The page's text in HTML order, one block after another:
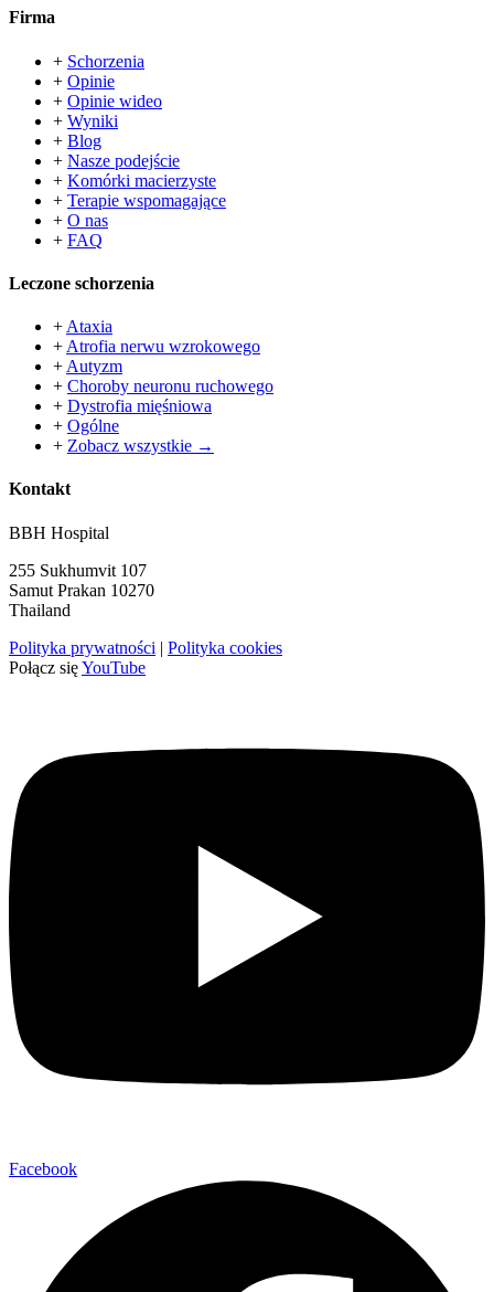
Firma
+ Schorzenia
+ Opinie
+ Opinie wideo
+ Wyniki
+ Blog
+ Nasze podejście
+ Komórki macierzyste
+ Terapie wspomagające
+ O nas
+ FAQ
Leczone schorzenia
+ Ataxia
+ Atrofia nerwu wzrokowego
+ Autyzm
+ Choroby neuronu ruchowego
+ Dystrofia mięśniowa
+ Ogólne
+ Zobacz wszystkie →
Kontakt
BBH Hospital
255 Sukhumvit 107
Samut Prakan 10270
Thailand
Polityka prywatności | Polityka cookies
Połącz sięYouTube
Facebook